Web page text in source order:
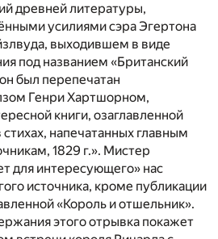
древней литературы,
усилиями сэра Эгертона
выходившем в виде
под названием «Британский
был перепечатан
Генри Хартшорном,
книги, озаглавленной
напечатанных главным
1829 г.». Мистер
для интересующего» нас
источника, кроме публикации
«Король и отшельник».
этого отрывка покажет